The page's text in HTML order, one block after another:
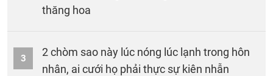
thăng hoa
3
2 chòm sao này lúc nóng lúc lạnh trong hôn
nhân, ai cưới họ phải thực sự kiên nhẫn